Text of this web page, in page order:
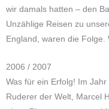
wir damals hatten – den
Unzählige Reisen zu
England, waren die Folge.
2006 / 2007
Was für ein Erfolg! Im
Ruderer der Welt, Marcel